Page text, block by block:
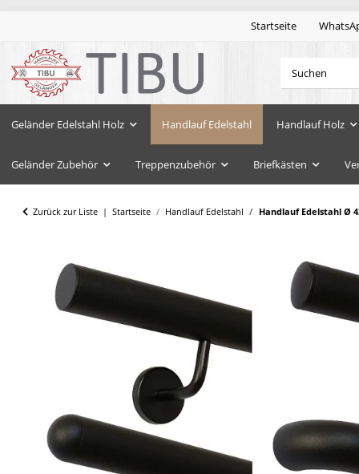
Startseite
Geländer Edelstahl Holz Handlauf Edelstahl Handlauf Holz
Geländer Zubehör Treppenzubehör Briefkästen
Zurück zur Liste Startseite Handlauf Edelstahl Handlauf Edelstahl Ø